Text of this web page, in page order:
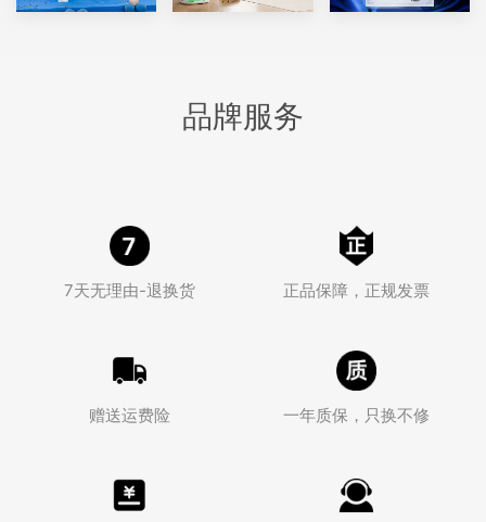
品牌服务
7天无理由-退换货 正品保障，正规发票
赠送运费险 一年质保，只换不修